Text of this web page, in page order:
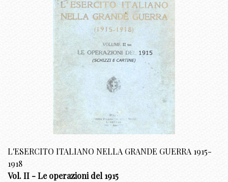
L'ESERCITO ITALIANO NELLA GRANDE GUERRA 1915-
1918
Vol. II - Le operazioni del 1915